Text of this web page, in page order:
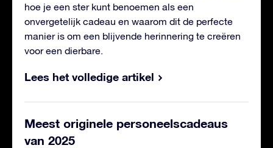
hoe je een ster kunt benoemen als een
onvergetelijk cadeau en waarom dit de perfecte
manier is om een blijvende herinnering te creëren
voor een dierbare.
Lees het volledige artikel
Meest originele personeelscadeaus
van 2025